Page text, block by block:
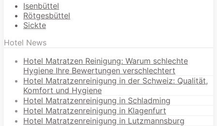
Isenbüttel
Rötgesbüttel
Sickte
Hotel News
Hotel Matratzen Reinigung: Warum schlechte
Hygiene Ihre Bewertungen verschlechtert
Hotel Matratzenreinigung in der Schweiz: Qualität,
Komfort und Hygiene
Hotel Matratzenreinigung in Schladming
Hotel Matratzenreinigung in Klagenfurt
Hotel Matratzenreinigung in Lutzmannsburg